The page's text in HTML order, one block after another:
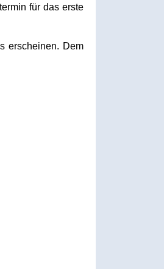
für das erste
erscheinen. Dem